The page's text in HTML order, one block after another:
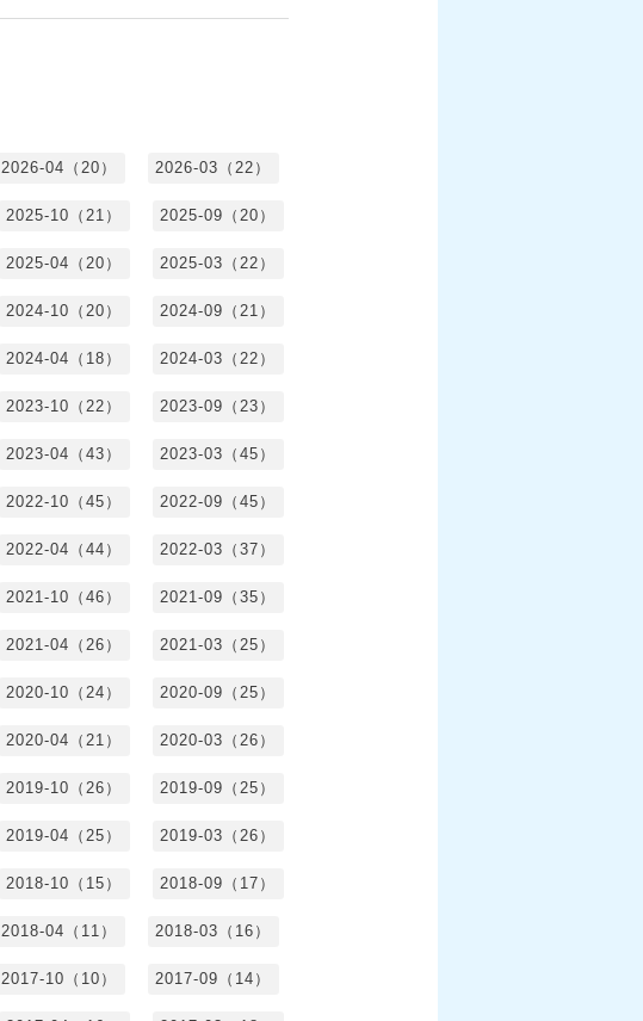
2026-04（20） 2026-03（22）
2025-10（21） 2025-09（20）
2025-04（20） 2025-03（22）
2024-10（20） 2024-09（21）
2024-04（18） 2024-03（22）
2023-10（22） 2023-09（23）
2023-04（43） 2023-03（45）
2022-10（45） 2022-09（45）
2022-04（44） 2022-03（37）
2021-10（46） 2021-09（35）
2021-04（26） 2021-03（25）
2020-10（24） 2020-09（25）
2020-04（21） 2020-03（26）
2019-10（26） 2019-09（25）
2019-04（25） 2019-03（26）
2018-10（15） 2018-09（17）
2018-04（11） 2018-03（16）
2017-10（10） 2017-09（14）